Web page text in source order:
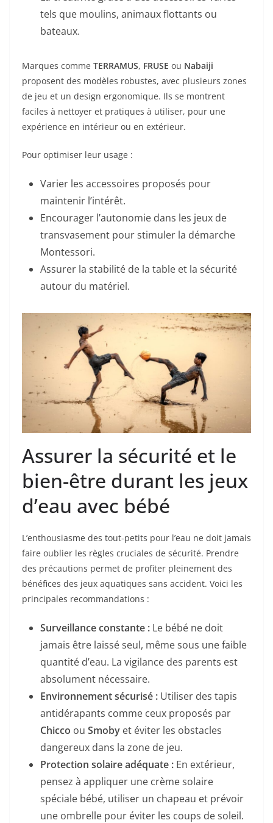
tels que moulins, animaux flottants ou
bateaux.
Marques comme TERRAMUS, FRUSE ou Nabaiji
proposent des modèles robustes, avec plusieurs zones
de jeu et un design ergonomique. Ils se montrent
faciles à nettoyer et pratiques à utiliser, pour une
expérience en intérieur ou en extérieur.
Pour optimiser leur usage :
Varier les accessoires proposés pour
maintenir l’intérêt.
Encourager l’autonomie dans les jeux de
transvasement pour stimuler la démarche
Montessori.
Assurer la stabilité de la table et la sécurité
autour du matériel.
Assurer la sécurité et le
bien-être durant les jeux
d’eau avec bébé
L’enthousiasme des tout-petits pour l’eau ne doit jamais
faire oublier les règles cruciales de sécurité. Prendre
des précautions permet de profiter pleinement des
bénéfices des jeux aquatiques sans accident. Voici les
principales recommandations :
Surveillance constante : Le bébé ne doit
jamais être laissé seul, même sous une faible
quantité d’eau. La vigilance des parents est
absolument nécessaire.
Environnement sécurisé : Utiliser des tapis
antidérapants comme ceux proposés par
Chicco ou Smoby et éviter les obstacles
dangereux dans la zone de jeu.
Protection solaire adéquate : En extérieur,
pensez à appliquer une crème solaire
spéciale bébé, utiliser un chapeau et prévoir
une ombrelle pour éviter les coups de soleil.